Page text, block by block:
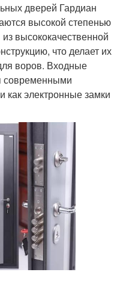
дверей Гардиан
высокой степенью
высококачественной
что делает их
воров. Входные
современными
как электронные замки